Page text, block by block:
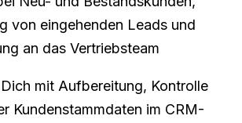
von eingehenden Leads und
an das Vertriebsteam
mit Aufbereitung, Kontrolle
Kundenstammdaten im CRM-